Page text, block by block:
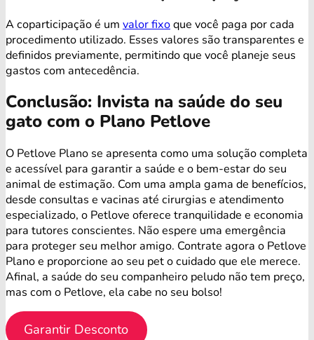
A coparticipação é um valor fixoque você paga por cada
procedimento utilizado. Esses valores são transparentes e
definidos previamente, permitindo que você planeje seus
gastos com antecedência.
Conclusão: Invista na saúde do seu
gato com o Plano Petlove
O Petlove Plano se apresenta como uma solução completa
e acessível para garantir a saúde e o bem-estar do seu
animal de estimação. Com uma ampla gama de benefícios,
desde consultas e vacinas até cirurgias e atendimento
especializado, o Petlove oferece tranquilidade e economia
para tutores conscientes. Não espere uma emergência
para proteger seu melhor amigo. Contrate agora o Petlove
Plano e proporcione ao seu pet o cuidado que ele merece.
Afinal, a saúde do seu companheiro peludo não tem preço,
mas com o Petlove, ela cabe no seu bolso!
Garantir Desconto